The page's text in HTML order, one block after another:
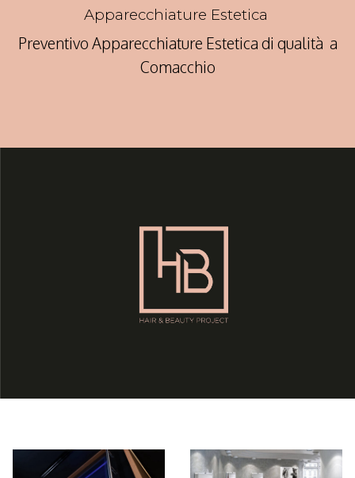
Apparecchiature Estetica
Preventivo Apparecchiature Estetica di qualità a
Comacchio